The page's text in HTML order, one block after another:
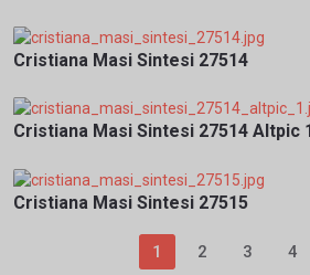
Cristiana Masi Sintesi 27514
Cristiana Masi Sintesi 27514 Altpic
Cristiana Masi Sintesi 27515
1 2 3 4